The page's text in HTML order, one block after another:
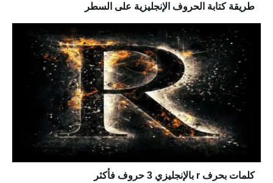
طريقة كتابة الحروف الإنجليزية على السطر
كلمات بحرف r بالإنجليزي 3 حروف فأكثر